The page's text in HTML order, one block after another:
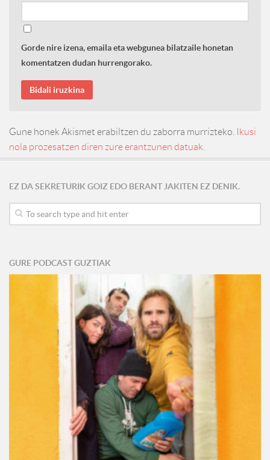
Gorde nire izena, emaila eta webgunea bilatzaile honetan
komentatzen dudan hurrengorako.
Gune honek Akismet erabiltzen du zaborra murrizteko.
Ikusi
nola prozesatzen diren zure erantzunen datuak.
EZ DA SEKRETURIK GOIZ EDO BERANT JAKITEN EZ DENIK.
GURE PODCAST GUZTIAK